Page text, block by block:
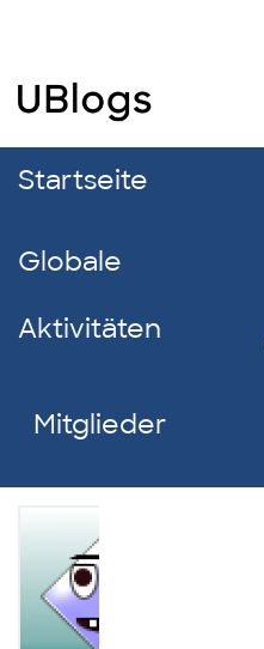
Startseite
Globale
Aktivitäten
Mitglieder